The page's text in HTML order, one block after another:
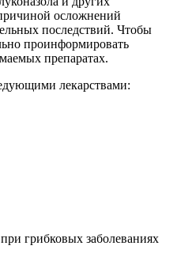
осложнений
последствий. Чтобы
проинформировать
препаратах.
лекарствами: